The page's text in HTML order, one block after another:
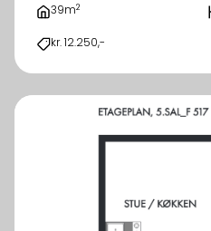
39m2
kr. 12.250,-